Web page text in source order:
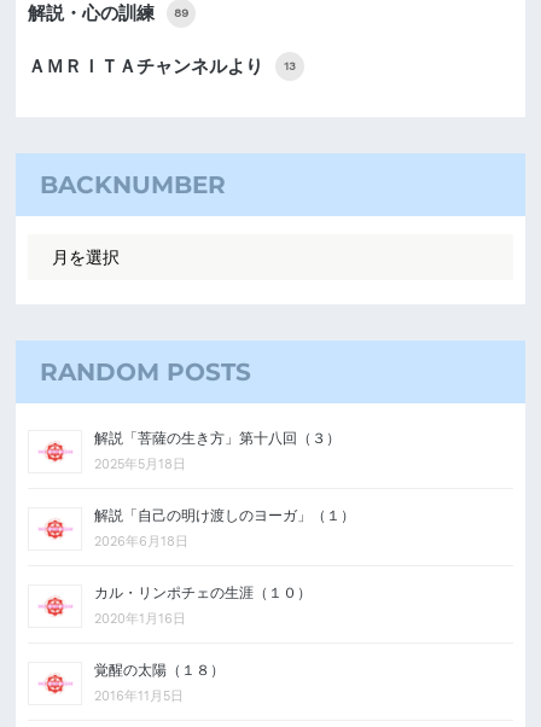
解説・心の訓練 89
ＡＭＲＩＴＡチャンネルより 13
BACKNUMBER
RANDOM POSTS
解説「菩薩の生き方」第十八回（３）
2025年5月18日
解説「自己の明け渡しのヨーガ」（１）
2026年6月18日
カル・リンポチェの生涯（１０）
2020年1月16日
覚醒の太陽（１８）
2016年11月5日